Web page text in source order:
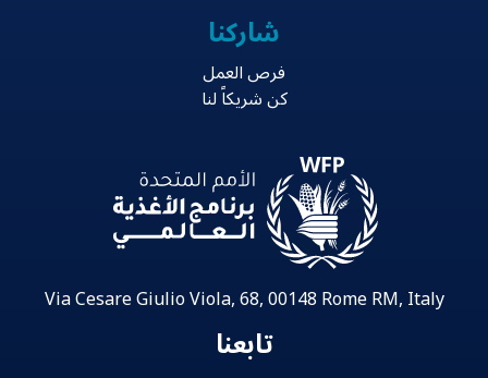
شاركنا
فرص العمل
كن شريكاً لنا
Via Cesare Giulio Viola, 68, 00148 Rome RM, Italy
تابعنا